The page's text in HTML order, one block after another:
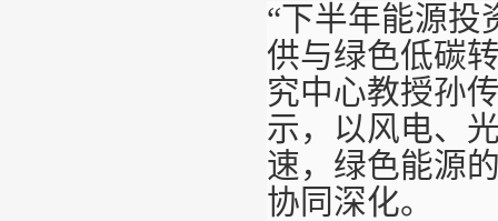
“下半年能源投
供与绿色低碳
究中心教授孙
示，以风电、
速，绿色能源
协同深化。